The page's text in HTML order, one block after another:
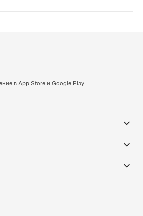
в App Store и Google Play